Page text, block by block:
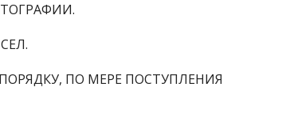
ПО МЕРЕ ПОСТУПЛЕНИЯ